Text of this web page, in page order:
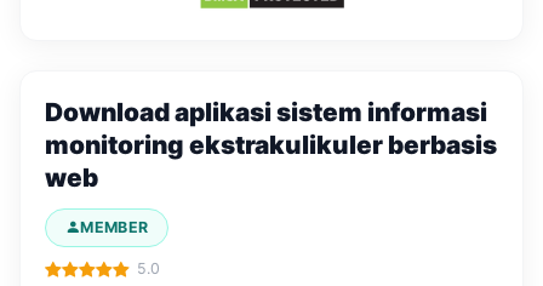
Download aplikasi sistem informasi
monitoring ekstrakulikuler berbasis
web
MEMBER
5.0